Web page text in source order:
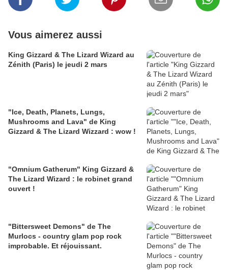
Vous aimerez aussi
King Gizzard & The Lizard Wizard au
Zénith (Paris) le jeudi 2 mars
"Ice, Death, Planets, Lungs,
Mushrooms and Lava" de King
Gizzard & The Lizard Wizzard : wow !
"Omnium Gatherum" King Gizzard &
The Lizard Wizard : le robinet grand
ouvert !
"Bittersweet Demons" de The
Murlocs - country glam pop rock
improbable. Et réjouissant.